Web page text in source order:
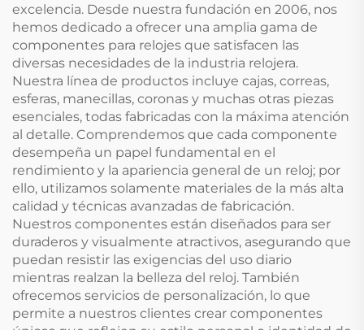
excelencia. Desde nuestra fundación en 2006, nos
hemos dedicado a ofrecer una amplia gama de
componentes para relojes que satisfacen las
diversas necesidades de la industria relojera.
Nuestra línea de productos incluye cajas, correas,
esferas, manecillas, coronas y muchas otras piezas
esenciales, todas fabricadas con la máxima atención
al detalle. Comprendemos que cada componente
desempeña un papel fundamental en el
rendimiento y la apariencia general de un reloj; por
ello, utilizamos solamente materiales de la más alta
calidad y técnicas avanzadas de fabricación.
Nuestros componentes están diseñados para ser
duraderos y visualmente atractivos, asegurando que
puedan resistir las exigencias del uso diario
mientras realzan la belleza del reloj. También
ofrecemos servicios de personalización, lo que
permite a nuestros clientes crear componentes